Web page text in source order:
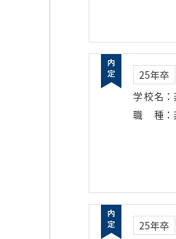
25年卒
学校名 ：
職種 ：
25年卒